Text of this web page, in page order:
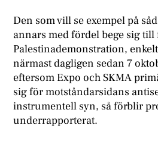
Den som vill se exempel på
annars med fördel bege sig till
Palestinademonstration,
närmast dagligen sedan 7
eftersom Expo och SKMA
sig för motståndarsidans
instrumentell syn, så förblir
underrapporterat.